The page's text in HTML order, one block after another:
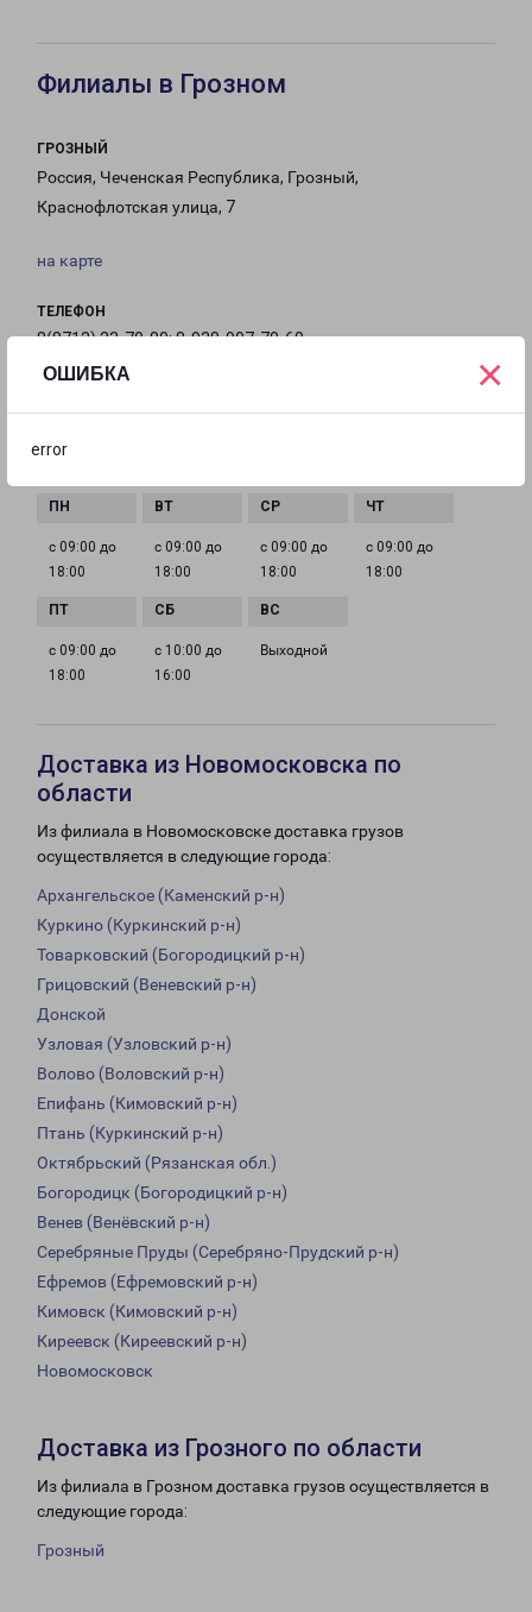
ОШИБКА
error
×
Филиалы в Грозном
ГРОЗНЫЙ
Россия, Чеченская Республика, Грозный,
Краснофлотская улица, 7
на карте
ТЕЛЕФОН
8(8712) 23-70-80; 8-938-907-70-60
Groznyi-fr@pecom.ru
с 09:00 до
18:00
с 09:00 до
18:00
с 09:00 до
18:00
с 09:00 до
18:00
с 09:00 до
18:00
с 10:00 до
16:00
Выходной
Доставка из Новомосковска по
области
Из филиала в Новомосковске доставка грузов
осуществляется в следующие города:
Архангельское (Каменский р-н)
Куркино (Куркинский р-н)
Товарковский (Богородицкий р-н)
Грицовский (Веневский р-н)
Донской
Узловая (Узловский р-н)
Волово (Воловский р-н)
Епифань (Кимовский р-н)
Птань (Куркинский р-н)
Октябрьский (Рязанская обл.)
Богородицк (Богородицкий р-н)
Венев (Венёвский р-н)
Серебряные Пруды (Серебряно-Прудский р-н)
Ефремов (Ефремовский р-н)
Кимовск (Кимовский р-н)
Киреевск (Киреевский р-н)
Новомосковск
Доставка из Грозного по области
Из филиала в Грозном доставка грузов осуществляется в
следующие города:
Грозный